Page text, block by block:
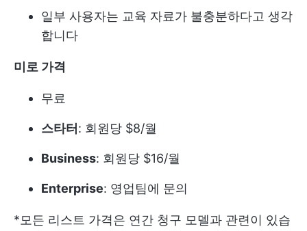
일부 사용자는 교육 자료가 불충분하다고 생각
합니다
미로 가격
무료
스타터 : 회원당 $8/월
Business: 회원당 $16/월
Enterprise: 영업팀에 문의
*모든 리스트 가격은 연간 청구 모델과 관련이 있습